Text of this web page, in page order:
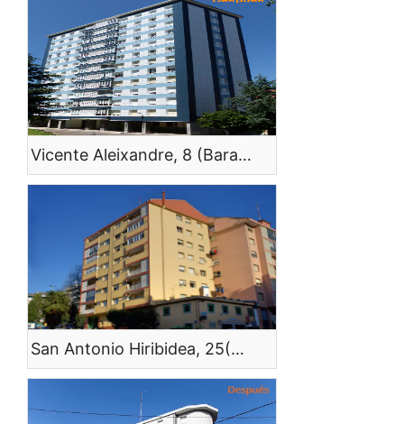
Vicente Aleixandre, 8 (Barakaldo)
San Antonio Hiribidea, 25(Etxebarri)